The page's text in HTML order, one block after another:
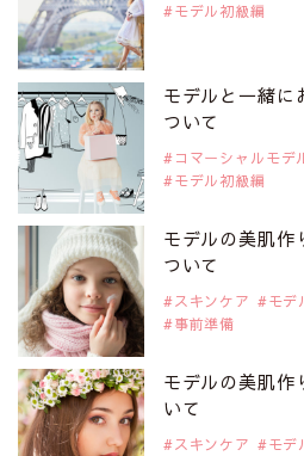
2019年9月29日
注目モデルを1名追加いたしました。
是非ご覧ください。
注目モデル 藤井サチさん
2019年9月29日
注目モデルを1名追加いたしました。
是非ご覧ください。
大注目のモデル10人
2019年9月29日
注目モデルを1名追加いたしました。
是非ご覧ください。
注目のアジア系モデル
モデル初級編
モデルと一緒に
ついて
コマーシャルモデ
モデル初級編
モデルの美肌作
ついて
スキンケア モデ
事前準備
モデルの美肌作
いて
スキンケア モデ